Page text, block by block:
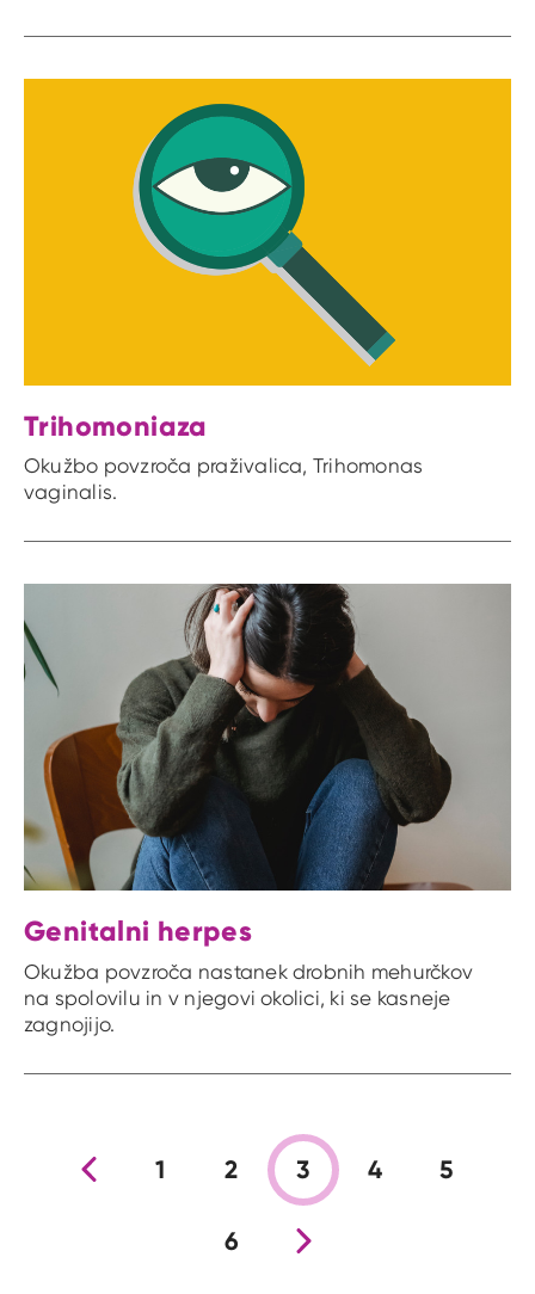
Trihomoniaza
Okužbo povzroča praživalica, Trihomonas
vaginalis.
Genitalni herpes
Okužba povzroča nastanek drobnih mehurčkov
na spolovilu in v njegovi okolici, ki se kasneje
zagnojijo.
Prejšnja stran
1 2 3 4 5
6 Nova stran